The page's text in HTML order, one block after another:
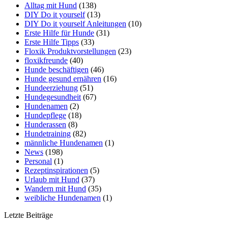
Alltag mit Hund (138)
DIY Do it yourself(13)
DIY Do it yourself Anleitungen (10)
Erste Hilfe für Hunde (31)
Erste Hilfe Tipps (33)
Floxik Produktvorstellungen (23)
floxikfreunde (40)
Hunde beschäftigen (46)
Hunde gesund ernähren (16)
Hundeerziehung (51)
Hundegesundheit (67)
Hundenamen (2)
Hundepflege (18)
Hunderassen (8)
Hundetraining (82)
männliche Hundenamen (1)
News (198)
Personal (1)
Rezeptinspirationen (5)
Urlaub mit Hund (37)
Wandern mit Hund (35)
weibliche Hundenamen (1)
Letzte Beiträge